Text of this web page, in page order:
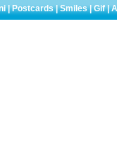
|Postcards|Smiles|Gif|